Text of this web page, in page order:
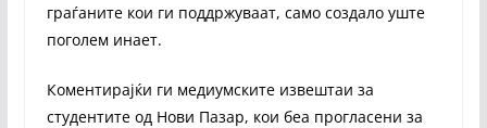
граѓаните кои ги поддржуваат, само создало уште
поголем инает.
Коментирајќи ги медиумските извештаи за
студентите од Нови Пазар, кои беа прогласени за